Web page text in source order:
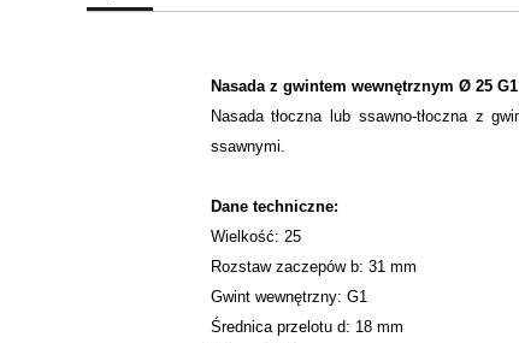
Nasada z gwintem wewnętrznym Ø 25 G1
Nasada tłoczna lub ssawno-tłoczna z
ssawnymi.
Dane techniczne:
Wielkość: 25
Rozstaw zaczepów b: 31 mm
Gwint wewnętrzny: G1
Średnica przelotu d: 18 mm